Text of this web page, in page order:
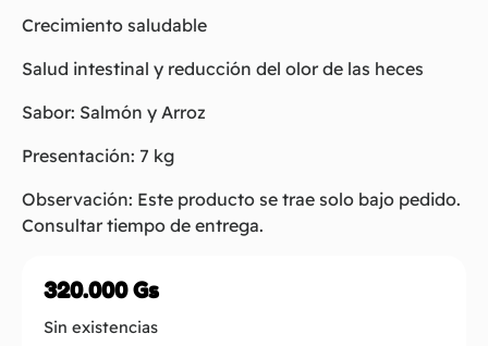
Crecimiento saludable
Salud intestinal y reducción del olor de las heces
Sabor: Salmón y Arroz
Presentación: 7 kg
Observación: Este producto se trae solo bajo pedido.
Consultar tiempo de entrega.
320.000Gs
Sin existencias